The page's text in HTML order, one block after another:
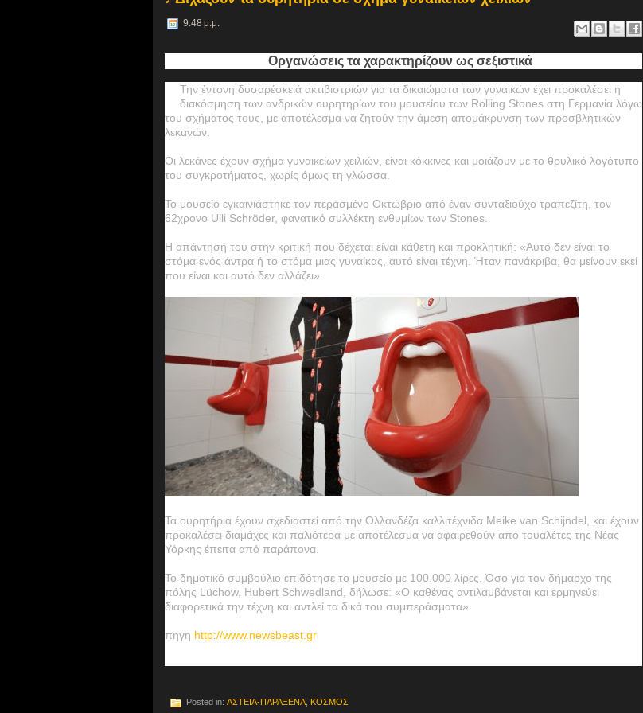
9:48 μ.μ.
Οργανώσεις τα χαρακτηρίζουν ως σεξιστικά
Την έντονη δυσαρέσκειά ακτιβιστριών για τα δικαιώματα των γυναικών έχει προκαλέσει η
διακόσμηση των ανδρικών ουρητηρίων του μουσείου των Rolling Stones στη Γερμανία λόγω
του σχήματος τους, με αποτέλεσμα να ζητούν την άμεση απομάκρυνση των προσβλητικών
λεκανών.
Οι λεκάνες έχουν σχήμα γυναικείων χειλιών, είναι κόκκινες και μοιάζουν με το θρυλικό λογότυπο
του συγκροτήματος, χωρίς όμως τη γλώσσα.
Το μουσείο εγκαινιάστηκε τον περασμένο Οκτώβριο από έναν συνταξιούχο τραπεζίτη, τον
62χρονο Ulli Schröder, φανατικό συλλέκτη ενθυμίων των Stones.
Η απάντησή του στην κριτική που δέχεται είναι κάθετη και προκλητική: «Αυτό δεν είναι το
στόμα ενός άντρα ή το στόμα μιας γυναίκας, αυτό είναι τέχνη. Ήταν πανάκριβα, θα μείνουν εκεί
που είναι και αυτό δεν αλλάζει».
Τα ουρητήρια έχουν σχεδιαστεί από την Ολλανδέζα καλλιτέχνιδα Meike van Schijndel, και έχουν
προκαλέσει διαμάχες και παλιότερα με αποτέλεσμα να αφαιρεθούν από τουαλέτες της Νέας
Υόρκης έπειτα από παράπονα.
Το δημοτικό συμβούλιο επιδότησε το μουσείο με 100.000 λίρες. Όσο για τον δήμαρχο της
πόλης Lüchow, Hubert Schwedland, δήλωσε: «Ο καθένας αντιλαμβάνεται και ερμηνεύει
διαφορετικά την τέχνη και αντλεί τα δικά του συμπεράσματα».
πηγη http://www.newsbeast.gr
Posted in: ΑΣΤΕΙΑ-ΠΑΡΑΞΕΝΑ ΚΟΣΜΟΣ